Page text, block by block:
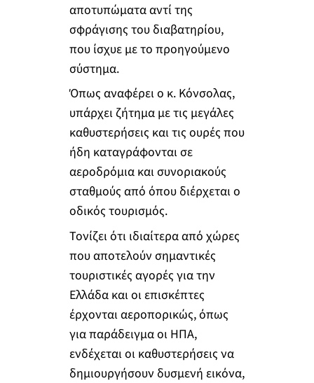
αποτυπώματα αντί της
σφράγισης του διαβατηρίου,
που ίσχυε με το προηγούμενο
σύστημα.
Όπως αναφέρει ο κ. Κόνσολας,
υπάρχει ζήτημα με τις μεγάλες
καθυστερήσεις και τις ουρές που
ήδη καταγράφονται σε
αεροδρόμια και συνοριακούς
σταθμούς από όπου διέρχεται ο
οδικός τουρισμός.
Τονίζει ότι ιδιαίτερα από χώρες
που αποτελούν σημαντικές
τουριστικές αγορές για την
Ελλάδα και οι επισκέπτες
έρχονται αεροπορικώς, όπως
για παράδειγμα οι ΗΠΑ,
ενδέχεται οι καθυστερήσεις να
δημιουργήσουν δυσμενή εικόνα,